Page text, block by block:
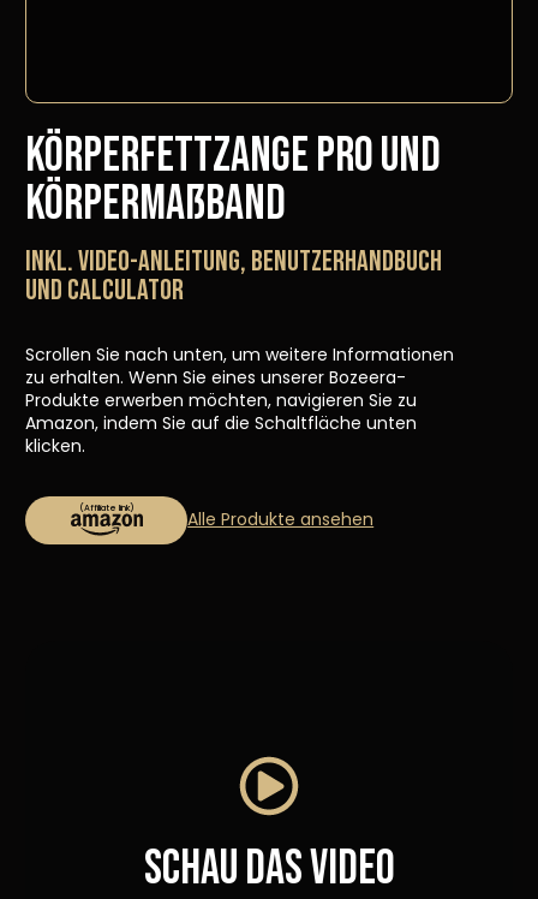
Körperfettzange PRO und
Körpermaßband
INKL. Video-anleitung, BENUTZERHANDBUCH
UND CALCULATOR
Scrollen Sie nach unten, um weitere Informationen
zu erhalten. Wenn Sie eines unserer Bozeera-
Produkte erwerben möchten, navigieren Sie zu
Amazon, indem Sie auf die Schaltfläche unten
klicken.
Alle Produkte ansehen
Schau das video